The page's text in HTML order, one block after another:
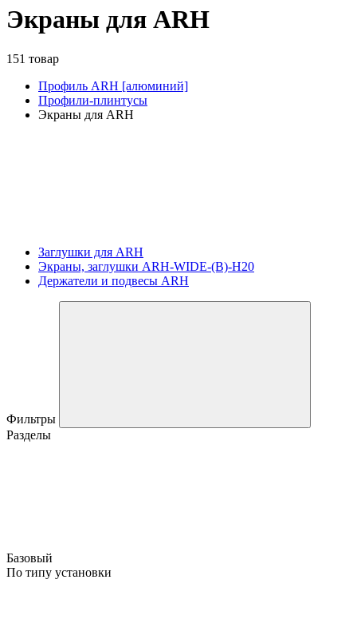
Экраны для ARH
151 товар
Профиль ARH [алюминий]
Профили-плинтусы
Экраны для ARH
Заглушки для ARH
Экраны, заглушки ARH-WIDE-(B)-H20
Держатели и подвесы ARH
Фильтры
Разделы
Базовый
По типу установки